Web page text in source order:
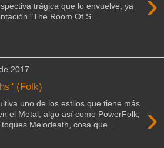
trágica que lo envuelve, ya
"The Room Of S...
2017
(Folk)
›
uno de los estilos que tiene más
el Metal, algo así como PowerFolk,
Melodeath, cosa que...